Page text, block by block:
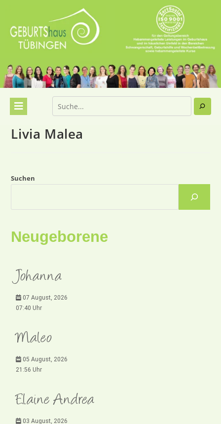
Livia Malea
Suchen
Neugeborene
Johanna
07 August, 2026
07:40 Uhr
Maleo
05 August, 2026
21:56 Uhr
Elaine Andrea
03 August, 2026